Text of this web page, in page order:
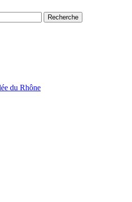
Recherche